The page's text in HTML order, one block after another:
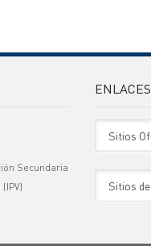
Secundaria
ENLACES